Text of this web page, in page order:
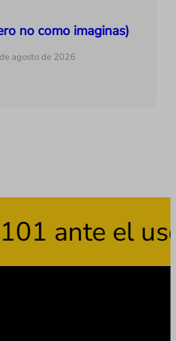
no como imaginas)
agosto de 2026
el uso